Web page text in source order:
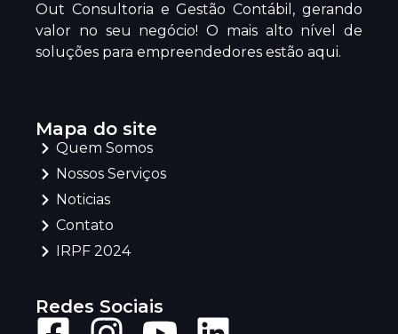
Out Consultoria e Gestão Contábil, gerando
valor no seu negócio! O mais alto nível de
soluções para empreendedores estão aqui.
Mapa do site
Quem Somos
Nossos Serviços
Noticias
Contato
IRPF 2024
Redes Sociais